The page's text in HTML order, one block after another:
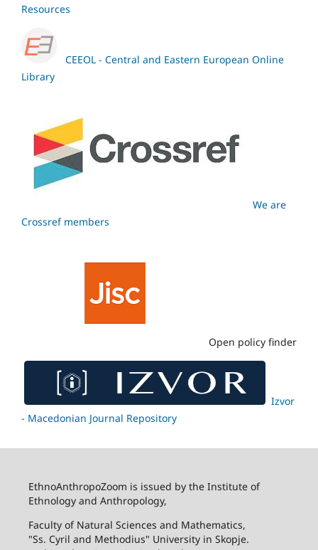
Resources
CEEOL - Central and Eastern European Online
Library
We are
Crossref members
Open policy finder
Izvor
- Macedonian Journal Repository
EthnoAnthropoZoom is issued by the Institute of
Ethnology and Anthropology,
Faculty of Natural Sciences and Mathematics,
"Ss. Cyril and Methodius" University in Skopje.